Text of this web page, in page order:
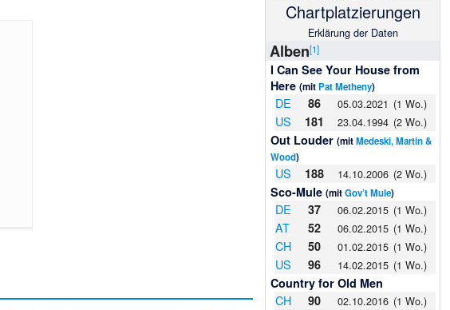
Chart­plat­zie­rungen
Erklärung der Daten
Alben[1]
I Can See Your House from
Here (mitPat Metheny)
DE 86 05.03.2021 (1 Wo.)
US 181 23.04.1994 (2 Wo.)
Out Louder (mitMedeski, Martin &
Wood)
US 188 14.10.2006 (2 Wo.)
Sco-Mule (mitGov’t Mule)
DE 37 06.02.2015 (1 Wo.)
AT 52 06.02.2015 (1 Wo.)
CH 50 01.02.2015 (1 Wo.)
US 96 14.02.2015 (1 Wo.)
Country for Old Men
CH 90 02.10.2016 (1 Wo.)